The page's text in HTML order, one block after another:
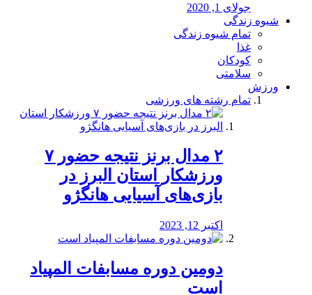
جولای 1, 2020
شیوه زندگی
تمام شیوه زندگی
غذا
کودکان
سلامتی
ورزش
تمام رشته های ورزشی
۲ مدال برنز نتیجه حضور ۷
ورزشکار استان البرز در
بازی‌های آسیایی هانگژو
اکتبر 12, 2023
دومین دوره مسابفات المپیاد
است